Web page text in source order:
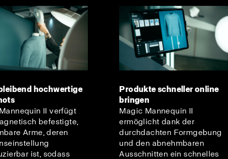
hochwertige
II verfügt
befestigte,
Arme, deren
ist, sodass
Produkte schneller online
bringen
Magic Mannequin II
ermöglicht dank der
durchdachten Formgebung
und den abnehmbaren
Ausschnitten ein schnelles